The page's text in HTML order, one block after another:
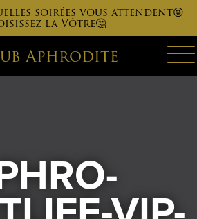
soirées vous attendent😜
la Vôtre🤔
Aphrodite